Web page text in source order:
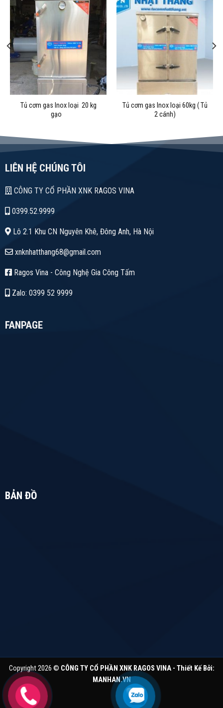
Tủ cơm gas Inox loại 20 kg
gạo
Tủ cơm gas Inox loại 60kg ( Tủ
2 cánh)
LIÊN HỆ CHÚNG TÔI
CÔNG TY CỔ PHẦN XNK RAGOS VINA
0399.52.9999
Lô 2.1 Khu CN Nguyên Khê, Đông Anh, Hà Nội
xnknhatthang68@gmail.com
Ragos Vina - Công Nghệ Gia Công Tấm
Zalo: 0399 52 9999
FANPAGE
BẢN ĐỒ
Copyright 2026 © CÔNG TY CỔ PHẦN XNK RAGOS VINA - Thiết Kế Bởi:
MANHAN.VN